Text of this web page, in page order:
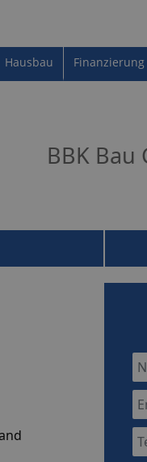
Hausbau Finanzierung
BBK Bau